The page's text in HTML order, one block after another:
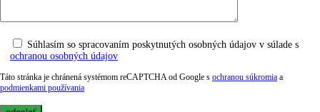
Súhlasím so spracovaním poskytnutých osobných údajov v súlade s
ochranou osobných údajov
Táto stránka je chránená systémom reCAPTCHA od Google s ochranou súkromia a
podmienkami používania